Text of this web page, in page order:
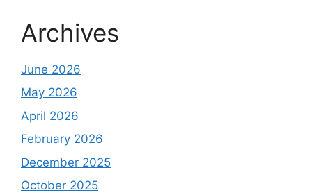
Archives
June 2026
May 2026
April 2026
February 2026
December 2025
October 2025